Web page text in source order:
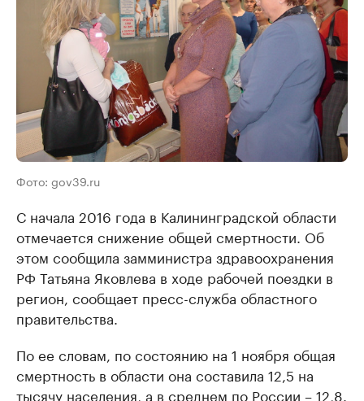
Фото: gov39.ru
С начала 2016 года в Калининградской области
отмечается снижение общей смертности. Об
этом сообщила замминистра здравоохранения
РФ Татьяна Яковлева в ходе рабочей поездки в
регион, сообщает пресс-служба областного
правительства.
По ее словам, по состоянию на 1 ноября общая
смертность в области она составила 12,5 на
тысячу населения, а в среднем по России – 12,8.